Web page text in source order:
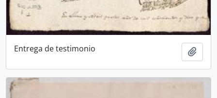
Entrega de testimonio